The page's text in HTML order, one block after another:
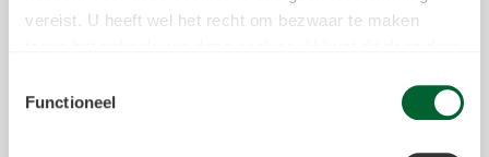
vereist. U heeft wel het recht om bezwaar te maken
de link "bezwaar maken" te klikken. Meer informatie over
Functioneel
Onze7 pijlers